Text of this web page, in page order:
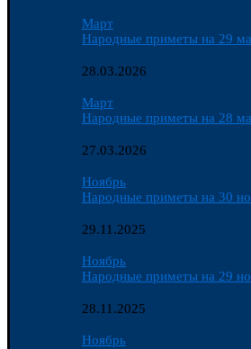
Март
Народные приметы на 29
28.03.2026
Март
Народные приметы на 28
27.03.2026
Ноябрь
Народные приметы на 30
29.11.2025
Ноябрь
Народные приметы на 29
28.11.2025
Ноябрь